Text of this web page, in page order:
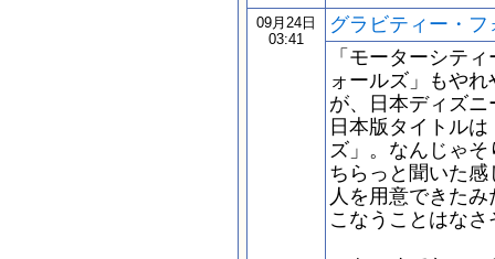
09月24日
03:41
グラビティー・
「モーターシテ
ォールズ」もや
が、日本ディズ
日本版タイトル
ズ」。なんじゃそ
ちらっと聞いた
人を用意できた
こなうことはな